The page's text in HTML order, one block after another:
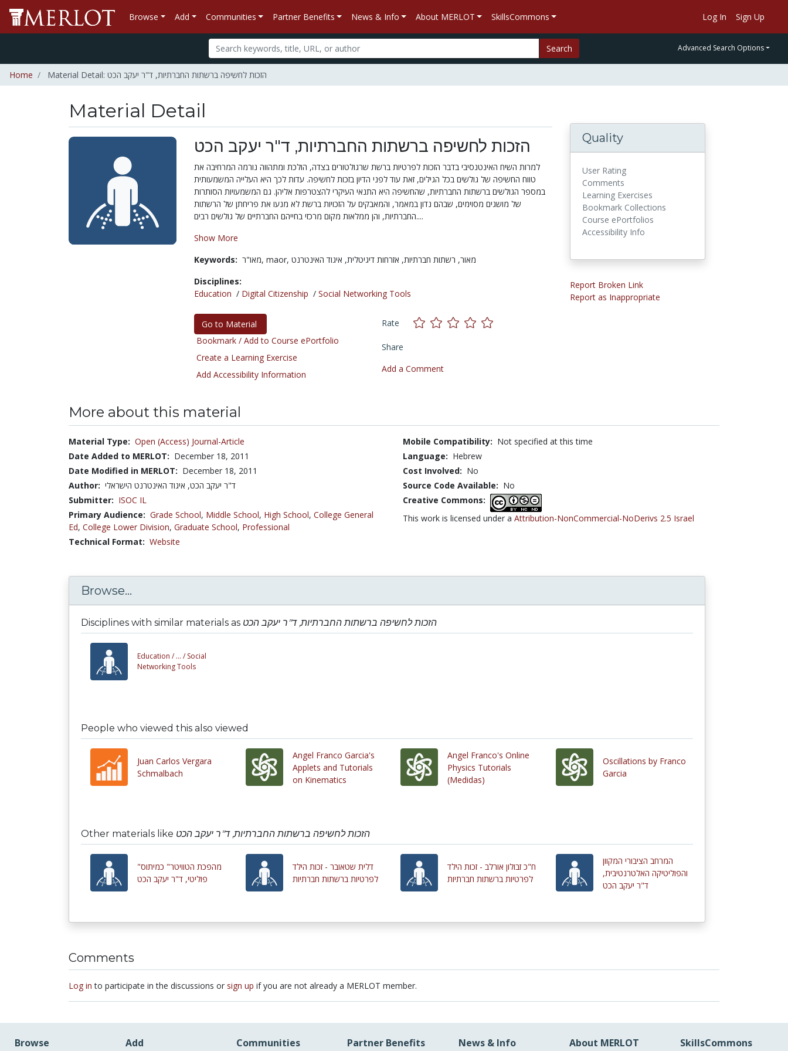
Browse Add Communities Partner Benefits News & Info About MERLOT SkillsCommons Log In Sign Up
Search Advanced Search Options
Home Material Detail: הזכות לחשיפה ברשתות החברתיות, ד"ר יעקב הכט
Material Detail
הזכות לחשיפה ברשתות החברתיות, ד"ר יעקב הכט
למרות השיח האינטנסיבי בדבר הזכות לפרטיות ברשת שרגולטורים בצדה, הולכת ומתהווה נורמה המרחיבה את
טווח החשיפה של גולשים בכל הגילים, זאת עוד לפני הדיון בזכות לחשיפה. עדות לכך היא העלייה המשמעותית
במספר הגולשים ברשתות החברתיות, שהחשיפה היא התנאי העיקרי להצטרפות אליהן. גם המשמעויות הסותרות
של מושגים מסוימים, שבהם נדון במאמר, והמאבקים על הזכויות ברשת לא מנעו את פריחתן של הרשתות
החברתיות, והן ממלאות מקום מרכזי בחייהם החברתיים של גולשים רבים....
Show More
Keywords:
מאו"ר, maor, מאור, רשתות חברתיות, אזרחות דיגיטלית, איגוד האינטרנט
Disciplines:
Education / Digital Citizenship / Social Networking Tools
Go to Material
Bookmark / Add to Course ePortfolio
Create a Learning Exercise
Add Accessibility Information
Rate
Share
Add a Comment
Quality
User Rating
Comments
Learning Exercises
Bookmark Collections
Course ePortfolios
Accessibility Info
Report Broken Link
Report as Inappropriate
More about this material
Material Type: Open (Access) Journal-Article
Date Added to MERLOT: December 18, 2011
Date Modified in MERLOT: December 18, 2011
Author: ד"ר יעקב הכט, איגוד האינטרנט הישראלי
Submitter: ISOC IL
Primary Audience: Grade School, Middle School, High School, College General
Ed, College Lower Division, Graduate School, Professional
Technical Format: Website
Mobile Compatibility: Not specified at this time
Language: Hebrew
Cost Involved: No
Source Code Available: No
Creative Commons:
This work is licensed under a Attribution-NonCommercial-NoDerivs 2.5 Israel
Browse...
Disciplines with similar materials as הזכות לחשיפה ברשתות החברתיות, ד"ר יעקב הכט
Education / ... / Social
Networking Tools
People who viewed this also viewed
Juan Carlos Vergara
Schmalbach
Angel Franco Garcia's
Applets and Tutorials
on Kinematics
Angel Franco's Online
Physics Tutorials
(Medidas)
Oscillations by Franco
Garcia
Other materials like הזכות לחשיפה ברשתות החברתיות, ד"ר יעקב הכט
"מהפכת הטוויטר" כמיתוס
פוליטי, ד"ר יעקב הכט
דלית שטאובר - זכות הילד
לפרטיות ברשתות חברתיות
ח"כ זבולון אורלב - זכות הילד
לפרטיות ברשתות חברתיות
המרחב הציבורי המקוון
והפוליטיקה האלטרנטיבית,
ד"ר יעקב הכט
Comments
Log in to participate in the discussions or sign up if you are not already a MERLOT member.
Browse Add Communities Partner Benefits News & Info About MERLOT SkillsCommons